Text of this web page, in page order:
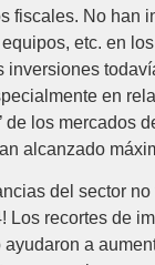
fiscales. No han
etc. en
inversiones
en
de los mercados
alcanzado
del sector
Los recortes de
ayudaron a